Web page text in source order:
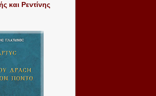
και Ρεντίνης